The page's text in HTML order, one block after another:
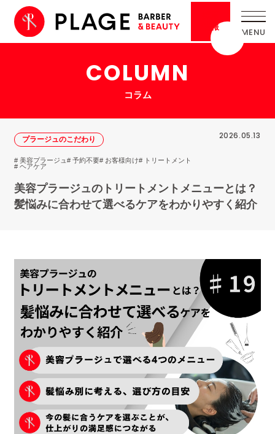
情報
COLUMN
コラム
プラージュのこだわり
# 美容プラージュ# 予約不要# お客様向け# トリートメント
# ヘアケア
美容プラージュのトリートメントメニューとは？
髪悩みに合わせて選べるケアをわかりやすく紹介
2026.05.13